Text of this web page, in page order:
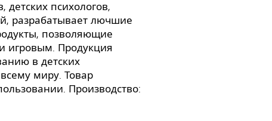
детских психологов,
разрабатывает лючшие
позволяющие
игровым. Продукция
в детских
миру. Товар
Производство: